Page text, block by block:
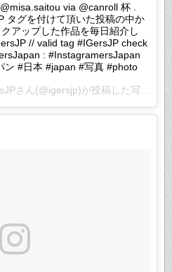
via @canroll 杯 .
タグを付けて頂いた投稿の中か
アップした作品を毎日紹介し
// valid tag #IGersJP check
: #InstagramersJapan
ン #日本 #japan #写真 #photo